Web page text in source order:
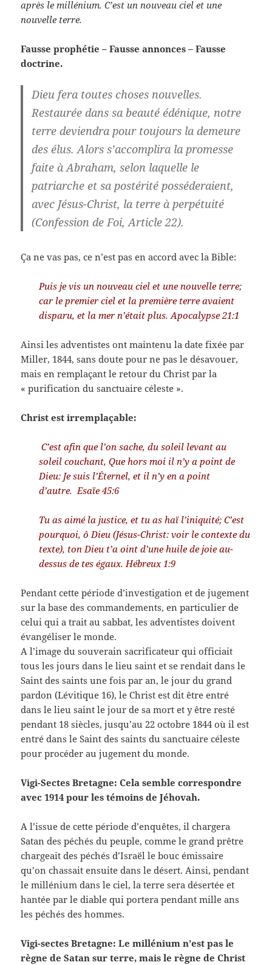
après le millénium. C’est un nouveau ciel et une
nouvelle terre.
Fausse prophétie – Fausse annonces – Fausse
doctrine.
Dieu fera toutes choses nouvelles.
Restaurée dans sa beauté édénique, notre
terre deviendra pour toujours la demeure
des élus. Alors s’accomplira la promesse
faite à Abraham, selon laquelle le
patriarche et sa postérité posséderaient,
avec Jésus-Christ, la terre à perpétuité
(Confession de Foi, Article 22).
Ça ne vas pas, ce n’est pas en accord avec la Bible:
Puis je vis un nouveau ciel et une nouvelle terre;
car le premier ciel et la première terre avaient
disparu, et la mer n’était plus. Apocalypse 21:1
Ainsi les adventistes ont maintenu la date fixée par
Miller, 1844, sans doute pour ne pas le désavouer,
mais en remplaçant le retour du Christ par la
« purification du sanctuaire céleste ».
Christ est irremplaçable:
C’est afin que l’on sache, du soleil levant au
soleil couchant, Que hors moi il n’y a point de
Dieu: Je suis l’Éternel, et il n’y en a point
d’autre. Esaïe 45:6
Tu as aimé la justice, et tu as haï l’iniquité; C’est
pourquoi, ô Dieu (Jésus-Christ: voir le contexte du
texte), ton Dieu t’a oint d’une huile de joie au-
dessus de tes égaux. Hébreux 1:9
Pendant cette période d’investigation et de jugement
sur la base des commandements, en particulier de
celui qui a trait au sabbat, les adventistes doivent
évangéliser le monde.
A l’image du souverain sacrificateur qui officiait
tous les jours dans le lieu saint et se rendait dans le
Saint des saints une fois par an, le jour du grand
pardon (Lévitique 16), le Christ est dit être entré
dans le lieu saint le jour de sa mort et y être resté
pendant 18 siècles, jusqu’au 22 octobre 1844 où il est
entré dans le Saint des saints du sanctuaire céleste
pour procéder au jugement du monde.
Vigi-Sectes Bretagne: Cela semble correspondre
avec 1914 pour les témoins de Jéhovah.
A l’issue de cette période d’enquêtes, il chargera
Satan des péchés du peuple, comme le grand prêtre
chargeait des péchés d’Israël le bouc émissaire
qu’on chassait ensuite dans le désert. Ainsi, pendant
le millénium dans le ciel, la terre sera désertée et
hantée par le diable qui portera pendant mille ans
les péchés des hommes.
Vigi-sectes Bretagne: Le millénium n’est pas le
règne de Satan sur terre, mais le règne de Christ